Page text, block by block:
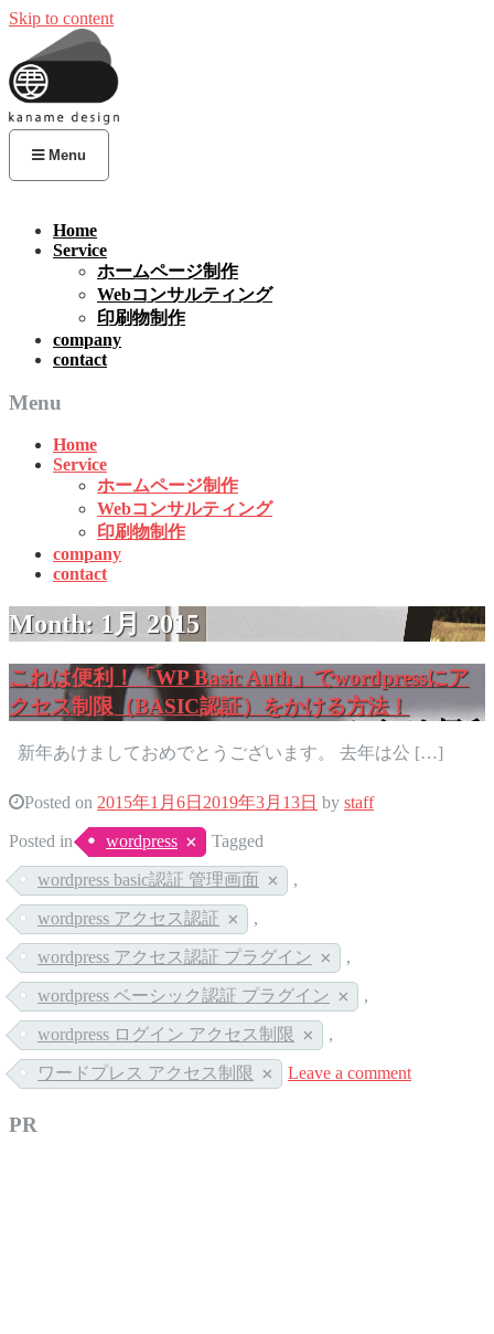
Skip to content
Menu
Home
Service
ホームページ制作
Webコンサルティング
印刷物制作
company
contact
Menu
Home
Service
ホームページ制作
Webコンサルティング
印刷物制作
company
contact
Month: 1月 2015
これは便利！「WP Basic Auth」でwordpressにア
クセス制限（BASIC認証）をかける方法！
新年あけましておめでとうございます。 去年は公 […]
Posted on 2015年1月6日 2019年3月13日 by staff
Posted in wordpress Tagged
wordpress basic認証 管理画面 ,
wordpress アクセス認証 ,
wordpress アクセス認証 プラグイン ,
wordpress ベーシック認証 プラグイン ,
wordpress ログイン アクセス制限 ,
ワードプレス アクセス制限 Leave a comment
PR